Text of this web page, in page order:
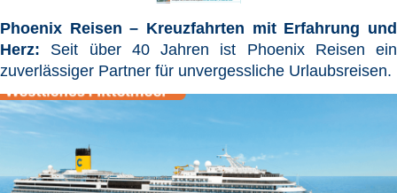
Phoenix Reisen – Kreuzfahrten mit Erfahrung und
Herz: Seit über 40 Jahren ist Phoenix Reisen ein
zuverlässiger Partner für unvergessliche Urlaubsreisen.